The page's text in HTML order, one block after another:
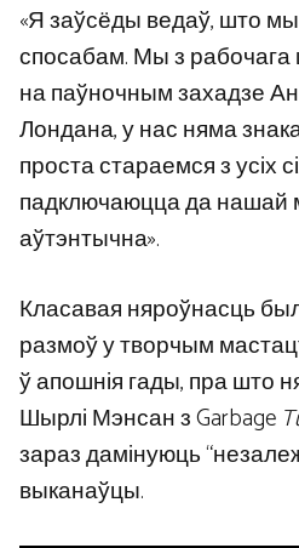
«Я заўсёды ведаў, што мы
спосабам. Мы з рабочага
на паўночным захадзе
Лондана, у нас няма
проста стараемся з усіх
падключаюцца да нашай
аўтэнтычна».
Класавая няроўнасць
размоў у творчым
ў апошнія гады, пра што
Шырлі Мэнсан з Garbage
зараз дамінуюць
выканаўцы.